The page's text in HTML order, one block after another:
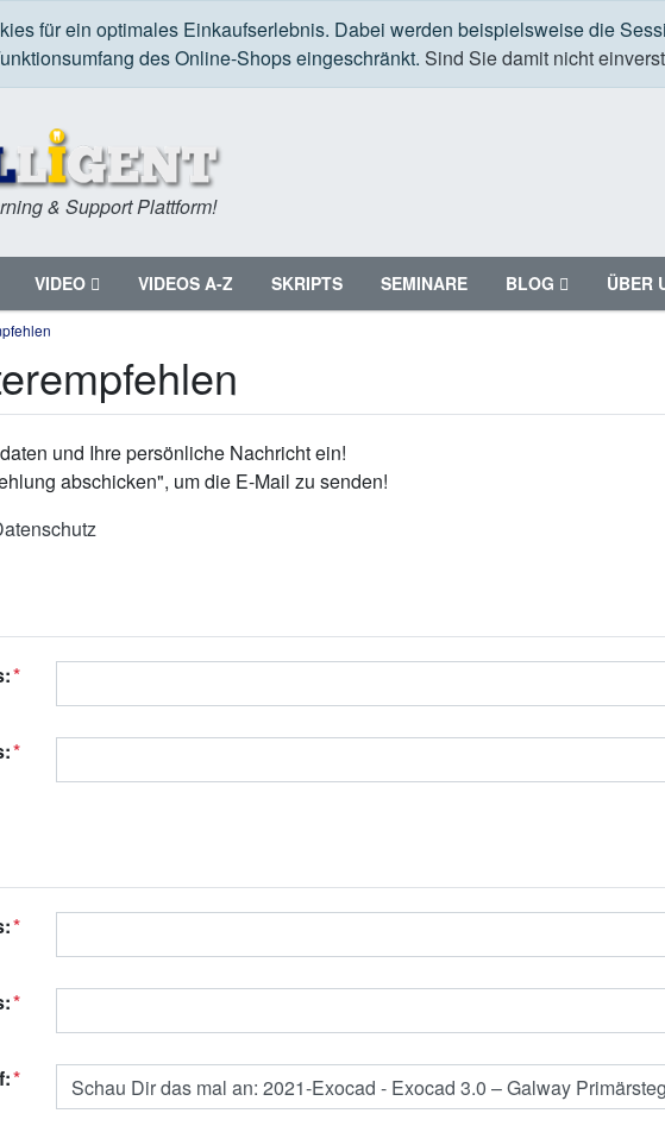
für ein optimales Einkaufserlebnis. Dabei werden beispielsweise die
des Online-Shops eingeschränkt. Sind Sie damit nicht
& Support Plattform!
VIDEO VIDEOS A-Z SKRIPTS SEMINARE BLOG ÜBER
und Ihre persönliche Nachricht ein!
abschicken", um die E-Mail zu senden!